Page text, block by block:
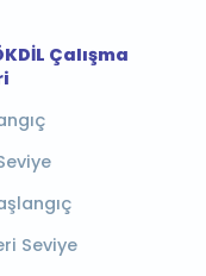
Çalışma
Seviye